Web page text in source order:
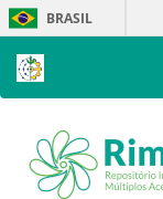
Skip
navigation
BRASIL